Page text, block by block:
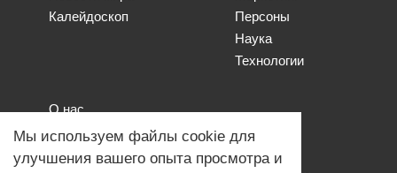
Калейдоскоп
Персоны
Наука
Технологии
О нас
Наши проекты
Связь с нами
Мы используем файлы cookie для
улучшения вашего опыта просмотра и